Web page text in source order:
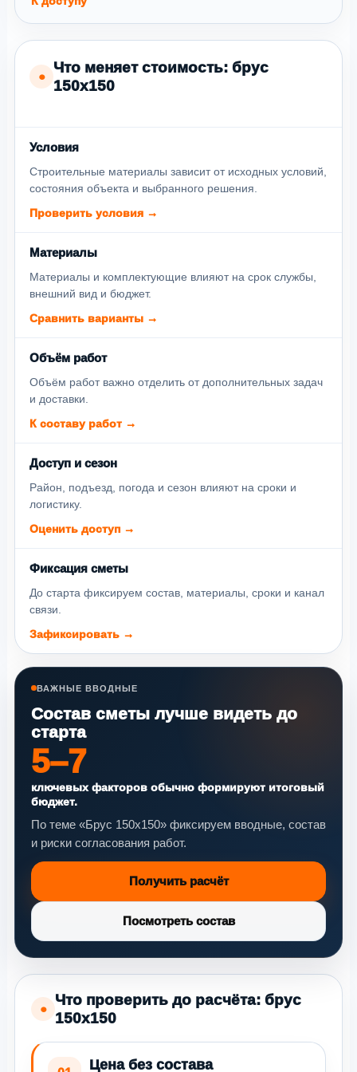
●
Что меняет стоимость: брус
150х150
Условия
Строительные материалы зависит от исходных условий,
состояния объекта и выбранного решения.
Проверить условия →
Материалы
Материалы и комплектующие влияют на срок службы,
внешний вид и бюджет.
Сравнить варианты →
Объём работ
Объём работ важно отделить от дополнительных задач
и доставки.
К составу работ →
Доступ и сезон
Район, подъезд, погода и сезон влияют на сроки и
логистику.
Оценить доступ →
Фиксация сметы
До старта фиксируем состав, материалы, сроки и канал
связи.
Зафиксировать →
ВАЖНЫЕ ВВОДНЫЕ
Состав сметы лучше видеть до
старта
5–7
ключевых факторов обычно формируют итоговый
бюджет.
По теме «Брус 150х150» фиксируем вводные, состав
и риски согласования работ.
Получить расчёт
Посмотреть состав
●
Что проверить до расчёта: брус
150х150
Цена без состава